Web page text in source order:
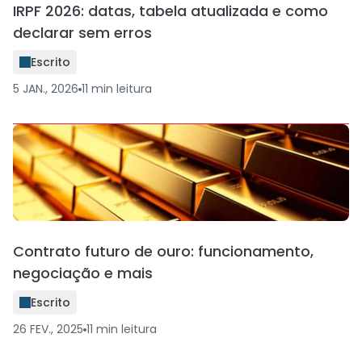
IRPF 2026: datas, tabela atualizada e como
declarar sem erros
Escrito
5 JAN., 2026 11 min leitura
Contrato futuro de ouro: funcionamento,
negociação e mais
Escrito
26 FEV., 2025 11 min leitura